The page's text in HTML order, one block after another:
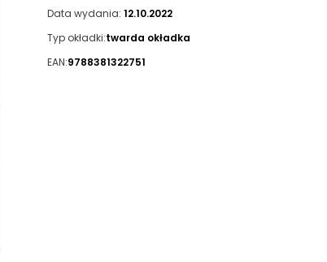
Data wydania: 12.10.2022
Typ okładki:twarda okładka
EAN:9788381322751